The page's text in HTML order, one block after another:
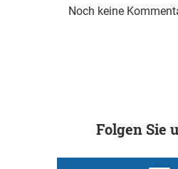
Noch keine
Folgen Sie